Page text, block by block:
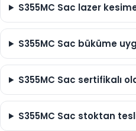
S355MC Sac lazer
S355MC Sac büküme
S355MC Sac sertifikalı
S355MC Sac stoktan